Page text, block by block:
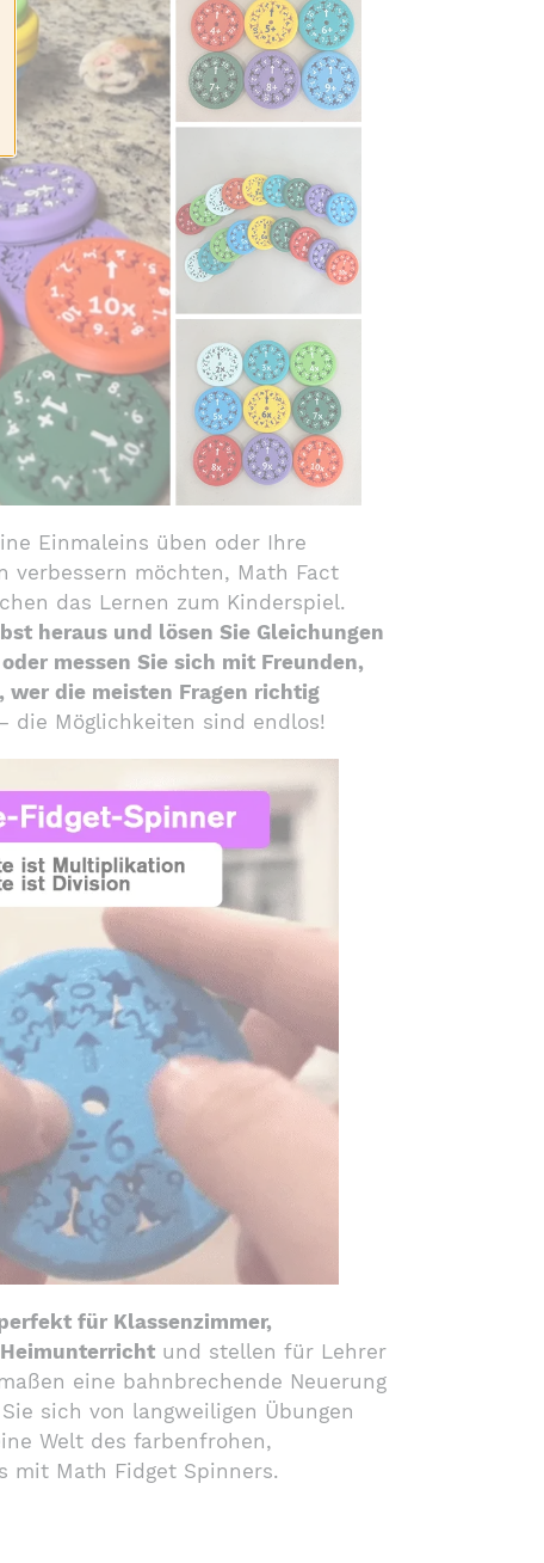
Einmaleins üben oder Ihre
verbessern möchten, Math Fact
das Lernen zum Kinderspiel.
heraus und lösen Sie Gleichungen
messen Sie sich mit Freunden,
wer die meisten Fragen richtig
die Möglichkeiten sind endlos!
für Klassenzimmer,
und stellen für Lehrer
eine bahnbrechende Neuerung
sich von langweiligen Übungen
Welt des farbenfrohen,
mit Math Fidget Spinners.